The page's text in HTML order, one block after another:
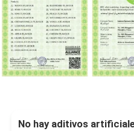
No hay aditivos